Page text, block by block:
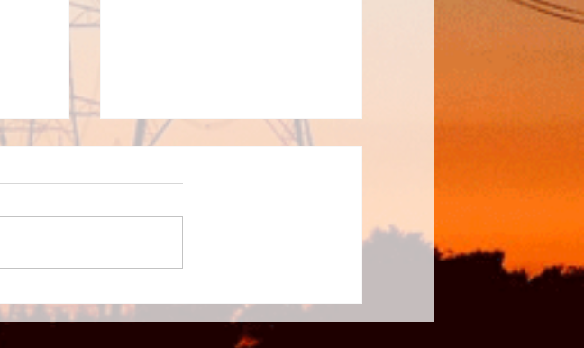
Δελτίο τύπου για την
αποτελεί μια ενέργεια με ιδιαίτερο
πλέον ανάγλυφο τρόπο την
εσκεμμένη καταστροφή των